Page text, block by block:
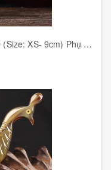
Lược Sừng Múi Bưởi Mini HAHANCO (Size: XS- 9cm) Phụ Kiện Bỏ Túi Tiện Dụng - COH180